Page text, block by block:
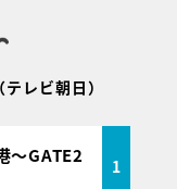
（テレビ朝日）
～GATE2
1